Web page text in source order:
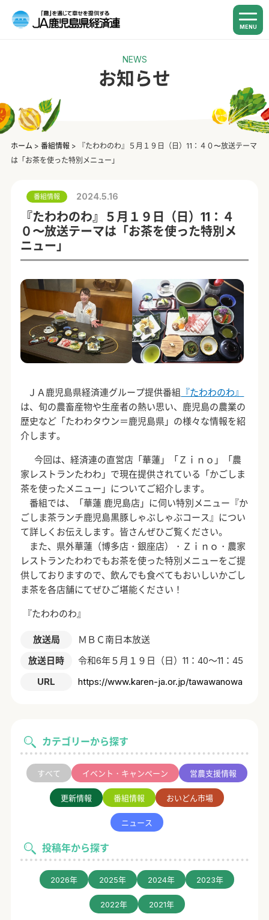
MENU
NEWS
お知らせ
ホーム > 番組情報 >
『たわわのわ』５月１９日（日）11：４０〜放送テーマ
は「お茶を使った特別メニュー」
カテゴリーから探す
すべて イベント・キャンペーン 営農支援情報
更新情報 番組情報 おいどん市場
ニュース
投稿年から探す
2026年 2025年 2024年 2023年
2022年 2021年
番組情報 2024.5.16
『たわわのわ』５月１９日（日）11：４
０〜放送テーマは「お茶を使った特別メ
ニュー」
ＪＡ鹿児島県経済連グループ提供番組 『たわわのわ』
は、旬の農畜産物や生産者の熱い思い、鹿児島の農業の
歴史など「たわわタウン＝鹿児島県」の様々な情報を紹
介します。
今回は、経済連の直営店「華蓮」「Ｚｉｎｏ」「農
家レストランたわわ」で現在提供されている「かごしま
茶を使ったメニュー」についてご紹介します。
番組では、「華蓮 鹿児島店」に伺い特別メニュー『か
ごしま茶ランチ鹿児島黒豚しゃぶしゃぶコース』につい
て詳しくお伝えします。皆さんぜひご覧ください。
また、県外華蓮（博多店・銀座店）・Ｚｉｎｏ・農家
レストランたわわでもお茶を使った特別メニューをご提
供しておりますので、飲んでも食べてもおいしいかごし
ま茶を各店舗にてぜひご堪能ください！
『たわわのわ』
放送局
ＭＢＣ南日本放送
放送日時
令和6年５月１９日（日）11：40～11：45
URL
https://www.karen-ja.or.jp/tawawanowa